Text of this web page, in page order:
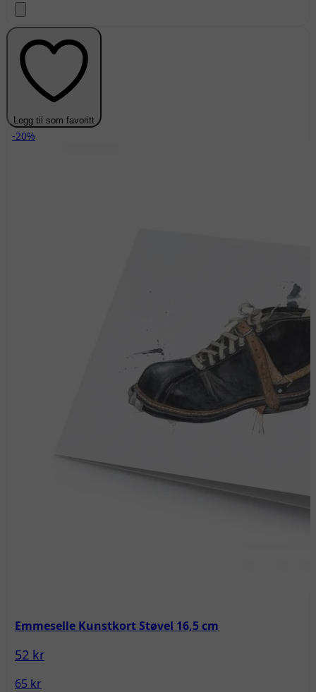
Legg til som favoritt
-20%
Emmeselle Kunstkort Støvel 16,5 cm
52 kr
65 kr